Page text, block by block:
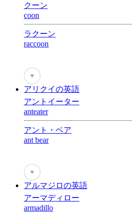
クーン
coon
ラクーン
raccoon
♥
アリクイの英語
アントイーター
anteater
アント・ベア
ant bear
♥
アルマジロの英語
アーマディロー
armadillo